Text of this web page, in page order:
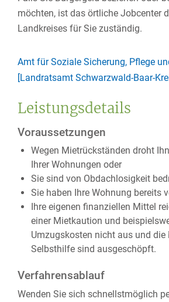
möchten, ist das örtliche Jobcenter
Landkreises für Sie zuständig.
Amt für Soziale Sicherung, Pflege
[Landratsamt Schwarzwald-Baar-
Leistungsdetails
Voraussetzungen
Wegen Mietrückständen droht
Ihrer Wohnungen oder
Sie sind von Obdachlosigkeit
Sie haben Ihre Wohnung bereits
Ihre eigenen finanziellen Mittel
einer Mietkaution und
Umzugskosten nicht aus und
Selbsthilfe sind ausgeschöpft.
Verfahrensablauf
Wenden Sie sich schnellstmöglich